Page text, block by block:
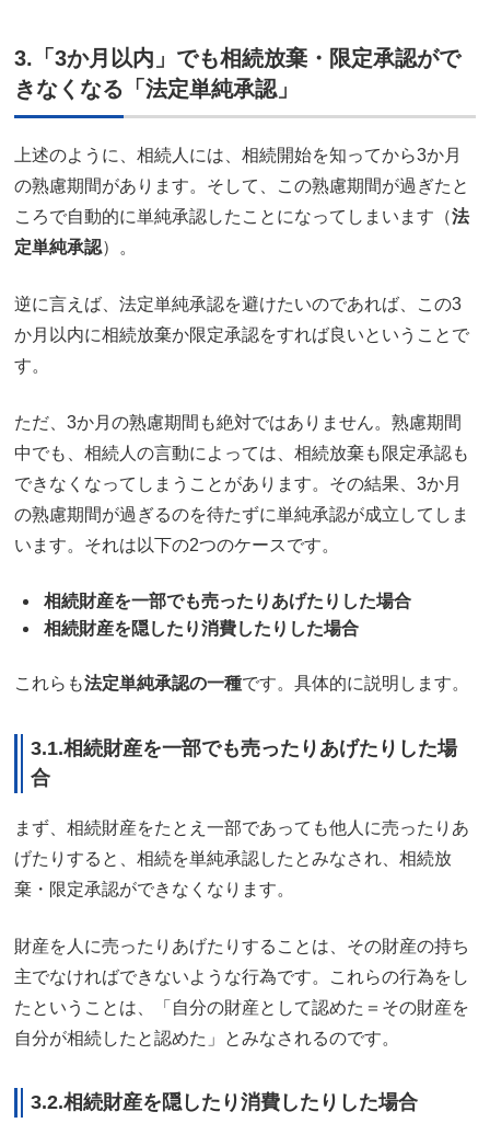
3.「3か月以内」でも相続放棄・限定承認がで
きなくなる「法定単純承認」
上述のように、相続人には、相続開始を知ってから3か月
の熟慮期間があります。そして、この熟慮期間が過ぎたと
ころで自動的に単純承認したことになってしまいます（法
定単純承認）。
逆に言えば、法定単純承認を避けたいのであれば、この3
か月以内に相続放棄か限定承認をすれば良いということで
す。
ただ、3か月の熟慮期間も絶対ではありません。熟慮期間
中でも、相続人の言動によっては、相続放棄も限定承認も
できなくなってしまうことがあります。その結果、3か月
の熟慮期間が過ぎるのを待たずに単純承認が成立してしま
います。それは以下の2つのケースです。
相続財産を一部でも売ったりあげたりした場合
相続財産を隠したり消費したりした場合
これらも法定単純承認の一種です。具体的に説明します。
3.1.相続財産を一部でも売ったりあげたりした場
合
まず、相続財産をたとえ一部であっても他人に売ったりあ
げたりすると、相続を単純承認したとみなされ、相続放
棄・限定承認ができなくなります。
財産を人に売ったりあげたりすることは、その財産の持ち
主でなければできないような行為です。これらの行為をし
たということは、「自分の財産として認めた＝その財産を
自分が相続したと認めた」とみなされるのです。
3.2.相続財産を隠したり消費したりした場合